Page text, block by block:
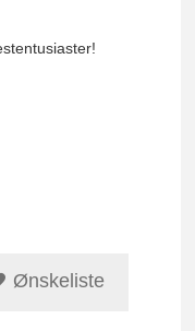
Ønskeliste